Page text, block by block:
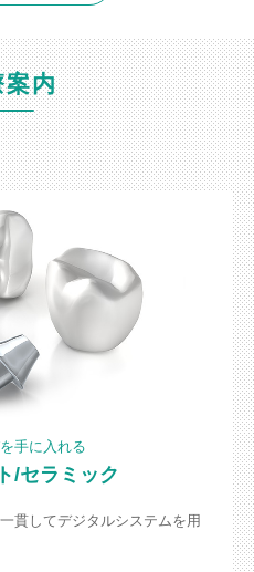
案内
手に入れる
/セラミック
貫してデジタルシステムを用